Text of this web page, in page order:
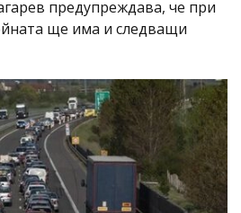
предупреждава, че при
ще има и следващи